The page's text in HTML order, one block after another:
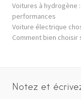
Voitures à
performances
Voiture électrique
Comment bien choisir
Notez et